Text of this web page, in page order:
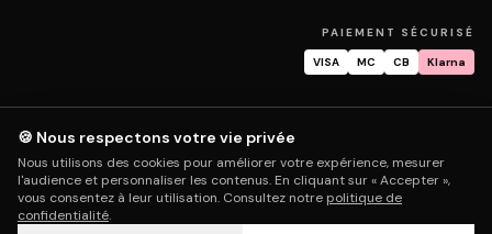
PAIEMENT SÉCURISÉ
VISA MC CB Klarna
À proposContactMentions légales CGVProtection des données
Retours & échangesDroit de rétractationLivraisonSuivi commande
Garantie & réparationFAQMon compte
🍪 Nous respectons votre vie privée
Nous utilisons des cookies pour améliorer votre expérience, mesurer
l'audience et personnaliser les contenus. En cliquant sur « Accepter »,
vous consentez à leur utilisation. Consultez notre politique de
confidentialité.